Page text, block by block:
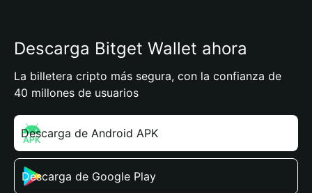
Descarga Bitget Wallet ahora
La billetera cripto más segura, con la confianza de
40 millones de usuarios
Descarga de Android APK
Descarga de Google Play